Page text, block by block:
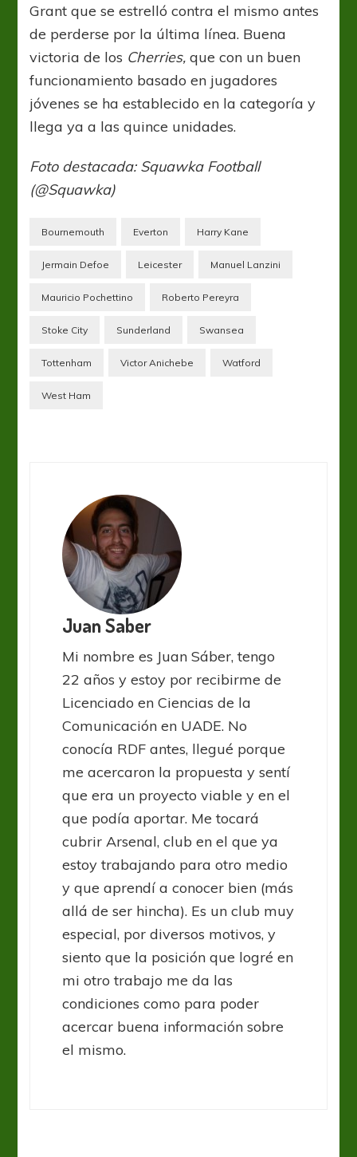
Grant que se estrelló contra el mismo antes
de perderse por la última línea. Buena
victoria de los Cherries, que con un buen
funcionamiento basado en jugadores
jóvenes se ha establecido en la categoría y
llega ya a las quince unidades.
Foto destacada: Squawka Football
(@Squawka)
Bournemouth Everton Harry Kane
Jermain Defoe Leicester Manuel Lanzini
Mauricio Pochettino Roberto Pereyra
Stoke City Sunderland Swansea
Tottenham Victor Anichebe Watford
West Ham
Juan Saber
Mi nombre es Juan Sáber, tengo
22 años y estoy por recibirme de
Licenciado en Ciencias de la
Comunicación en UADE. No
conocía RDF antes, llegué porque
me acercaron la propuesta y sentí
que era un proyecto viable y en el
que podía aportar. Me tocará
cubrir Arsenal, club en el que ya
estoy trabajando para otro medio
y que aprendí a conocer bien (más
allá de ser hincha). Es un club muy
especial, por diversos motivos, y
siento que la posición que logré en
mi otro trabajo me da las
condiciones como para poder
acercar buena información sobre
el mismo.